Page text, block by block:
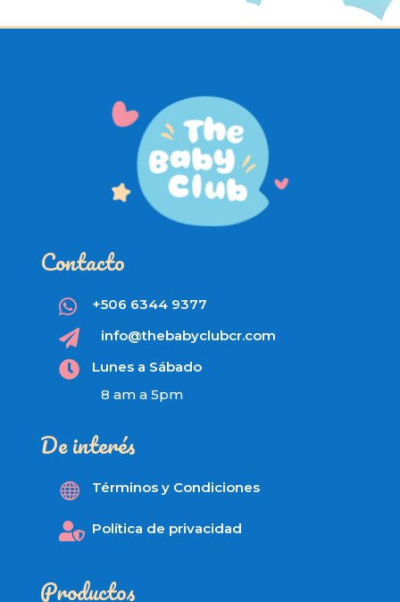
Contacto
 +506 6344 9377
 info@thebabyclubcr.com

Lunes a Sábado
8 am a 5pm
De interés
 Términos y Condiciones
 Política de privacidad
Productos